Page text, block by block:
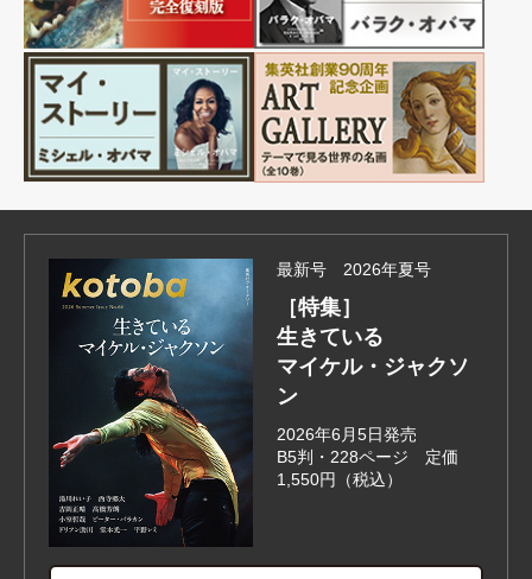
最新号 2026年夏号
［特集］
生きている
マイケル・ジャクソ
ン
2026年6月5日発売
B5判・228ページ 定価
1,550円（税込）